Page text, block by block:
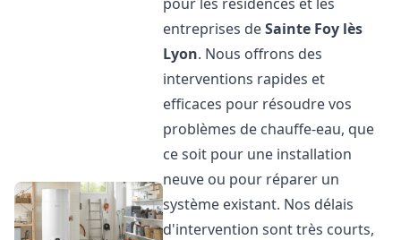
entreprises deSainte Foy lès
Lyon. Nous offrons des
interventions rapides et
efficaces pour résoudre vos
problèmes de chauffe-eau, que
ce soit pour une installation
neuve ou pour réparer un
système existant. Nos délais
d'intervention sont très courts,